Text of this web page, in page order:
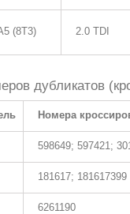
(8T3) 2.0 TDI
дубликатов
Номера
598649; 597421;
181617; 181617399
6261190